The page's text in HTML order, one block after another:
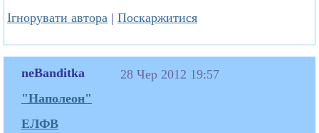
Ігнорувати автора | Поскаржитися
neBanditka
"Наполеон"
ЕЛФВ
28 Чер 2012 19:57